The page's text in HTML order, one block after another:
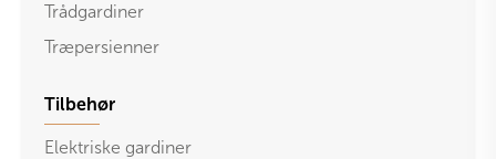
Trådgardiner
Træpersienner
Tilbehør
Elektriske gardiner